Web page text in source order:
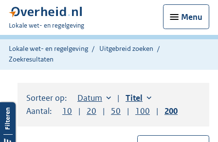
Menu
U
bent
hier:
Lokale wet- en regelgeving
Lokale wet- en regelgeving
Uitgebreid zoeken
Zoekresultaten
Sorteer op: Sorteer op:
Datum aflopendSorteer op:
Titel oplopend
Aantal:
Toon
10 resultaten per pagina
Toon
20 resultaten per pagina
Toon
50 resultaten per pagina
Toon
100 resultaten per
Toon
200